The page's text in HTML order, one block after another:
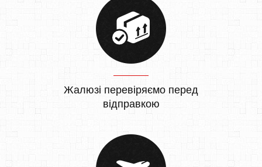
Жалюзі перевіряємо перед
відправкою